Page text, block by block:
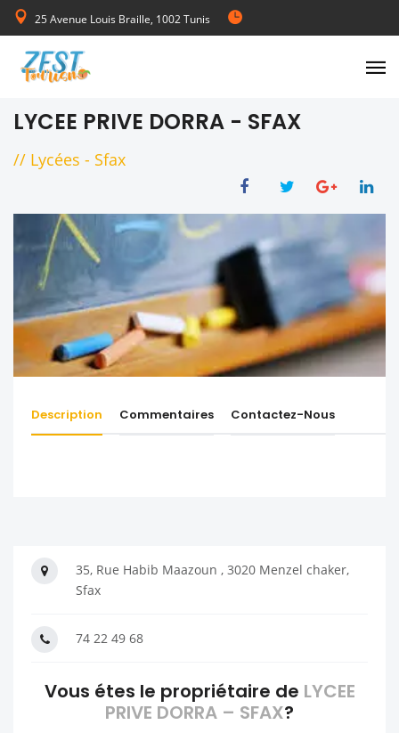
25 Avenue Louis Braille, 1002 Tunis
de Lundi au Vendredi 08:00-17:00
LYCEE PRIVE DORRA - SFAX
// Lycées - Sfax
Description Commentaires Contactez-Nous
35, Rue Habib Maazoun , 3020 Menzel chaker,
Sfax
74 22 49 68
Vous étes le propriétaire de LYCEE
PRIVE DORRA – SFAX?